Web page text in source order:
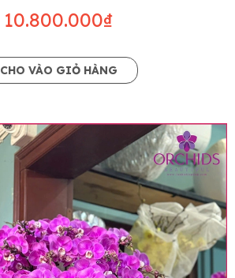
10.800.000₫
CHO VÀO GIỎ HÀNG